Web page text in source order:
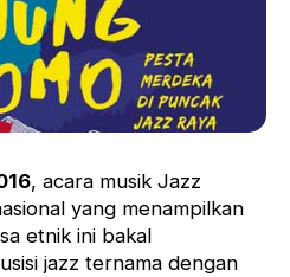
, acara musik Jazz
yang menampilkan
etnik ini bakal
jazz ternama dengan